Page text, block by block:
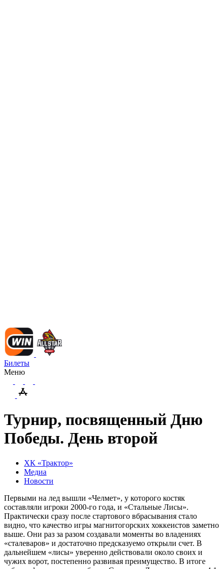
Билеты
Меню
Турнир, посвященный Дню
Победы. День второй
ХК «Трактор»
Медиа
Новости
Первыми на лед вышли «Челмет», у которого костяк
составляли игроки 2000-го года, и «Стальные Лисы».
Практически сразу после стартового вбрасывания стало
видно, что качество игры магнитогорских хоккеистов заметно
выше. Они раз за разом создавали моменты во владениях
«сталеваров» и достаточно предсказуемо открыли счет. В
дальнейшем «лисы» уверенно действовали около своих и
чужих ворот, постепенно развивая преимущество. В итоге